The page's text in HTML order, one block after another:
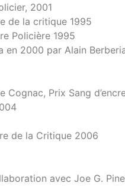
2001
de la critique 1995
Policière 1995
2000 par Alain
Prix Sang
de la Critique 2006
avec Joe G.